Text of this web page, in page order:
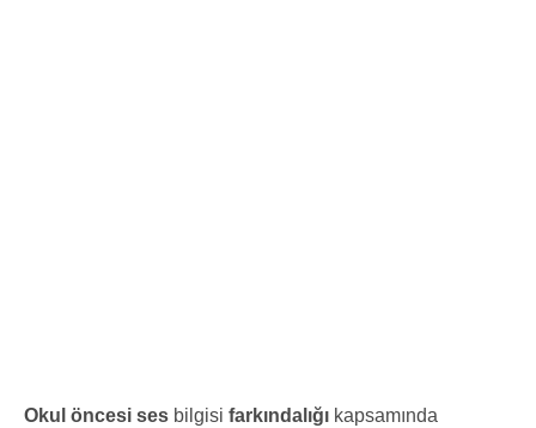
Okul öncesi ses bilgisi farkındalığı kapsamında